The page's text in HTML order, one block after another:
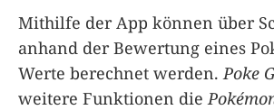
Mithilfe der App können über
anhand der Bewertung eines
Werte berechnet werden.Poke
weitere Funktionen die